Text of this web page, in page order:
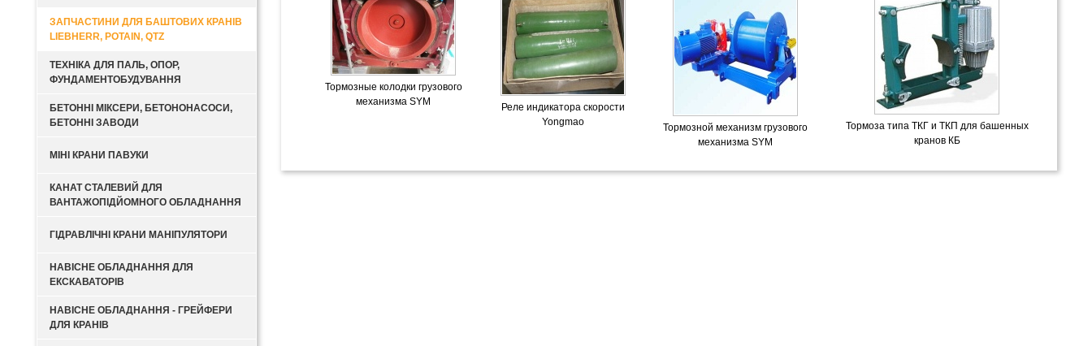
ЗАПЧАСТИНИ ДЛЯ БАШТОВИХ КРАНІВ
LIEBHERR, POTAIN, QTZ
ТЕХНІКА ДЛЯ ПАЛЬ, ОПОР,
ФУНДАМЕНТОБУДУВАННЯ
БЕТОННІ МІКСЕРИ, БЕТОНОНАСОСИ,
БЕТОННІ ЗАВОДИ
МІНІ КРАНИ ПАВУКИ
КАНАТ СТАЛЕВИЙ ДЛЯ
ВАНТАЖОПІДЙОМНОГО ОБЛАДНАННЯ
ГІДРАВЛІЧНІ КРАНИ МАНІПУЛЯТОРИ
НАВІСНЕ ОБЛАДНАННЯ ДЛЯ
ЕКСКАВАТОРІВ
НАВІСНЕ ОБЛАДНАННЯ - ГРЕЙФЕРИ
ДЛЯ КРАНІВ
Тормозные колодки грузового
механизма SYM
Реле индикатора скорости
Yongmao
Тормозной механизм грузового
механизма SYM
Тормоза типа ТКГ и ТКП для башенных
кранов КБ